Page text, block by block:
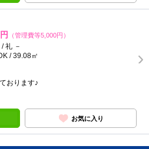
（管理費等5,000円）
礼 －
/ 39.08㎡
おります♪
お気に入り